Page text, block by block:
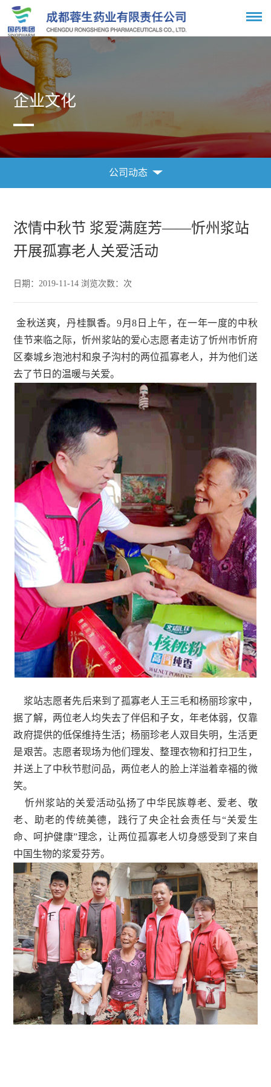
企业文化
公司动态
企业文化
浓情中秋节 浆爱满庭芳——忻州浆站
开展孤寡老人关爱活动
日期：2019-11-14 浏览次数：次
金秋送爽，丹桂飘香。9月8日上午，在一年一度的中秋
佳节来临之际，忻州浆站的爱心志愿者走访了忻州市忻府
区秦城乡泡池村和泉子沟村的两位孤寡老人，并为他们送
去了节日的温暖与关爱。
浆站志愿者先后来到了孤寡老人王三毛和杨丽珍家中，
据了解，两位老人均失去了伴侣和子女，年老体弱，仅靠
政府提供的低保维持生活；杨丽珍老人双目失明，生活更
是艰苦。志愿者现场为他们理发、整理衣物和打扫卫生，
并送上了中秋节慰问品，两位老人的脸上洋溢着幸福的微
笑。
忻州浆站的关爱活动弘扬了中华民族尊老、爱老、敬
老、助老的传统美德，践行了央企社会责任与“关爱生
命、呵护健康”理念，让两位孤寡老人切身感受到了来自
中国生物的浆爱芬芳。